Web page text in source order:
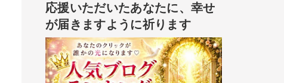
応援いただいたあなたに、幸せ
が届きますように祈ります